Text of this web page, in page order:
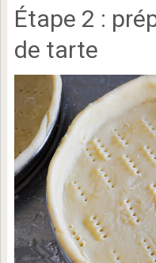
Étape 2 :
de tarte